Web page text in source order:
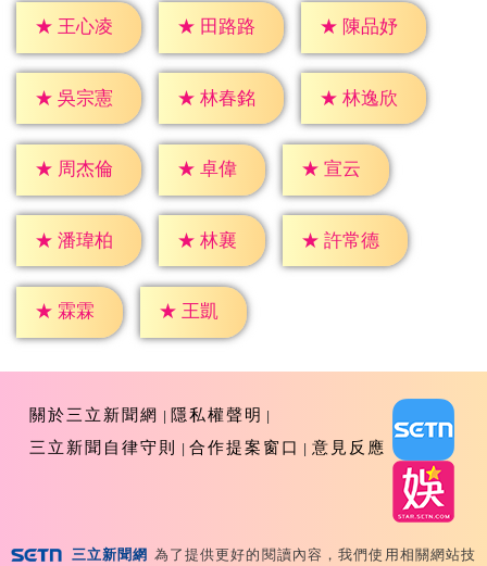
★ 王心凌 ★ 田路路 ★ 陳品妤
★ 吳宗憲 ★ 林春銘 ★ 林逸欣
★ 周杰倫 ★ 卓偉 ★ 宣云
★ 潘瑋柏 ★ 林襄 ★ 許常德
★ 霖霖 ★ 王凱
關於三立新聞網
隱私權聲明
三立新聞自律守則
合作提案窗口 意見反應
三立新聞網 為了提供更好的閱讀內容，我們使用相關網站技